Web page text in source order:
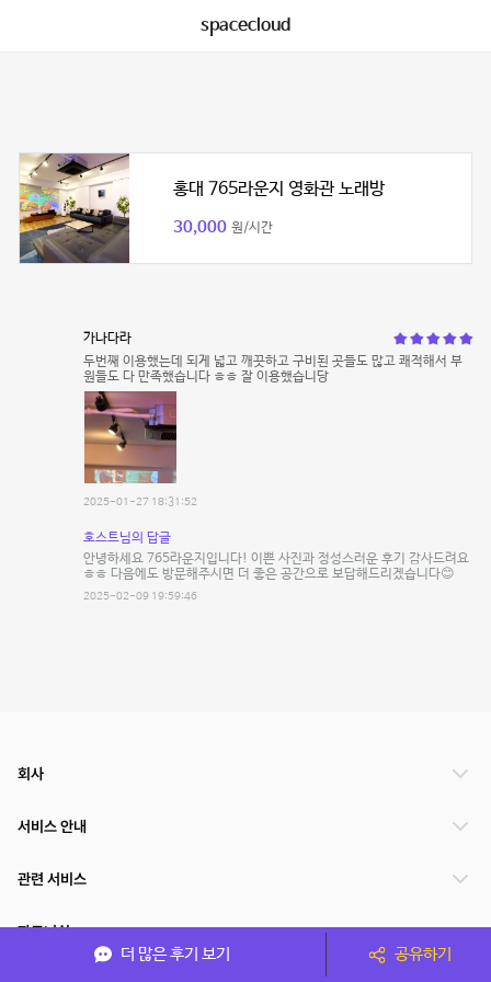
spacecloud
홍대 765라운지 영화관 노래방
30,000 원/시간
가나다라
두번째 이용했는데 되게 넓고 깨끗하고 구비된 곳들도 많고 쾌적해서 부
원들도 다 만족했습니다 ㅎㅎ 잘 이용했습니당
2025-01-27 18:31:52
호스트님의 답글
안녕하세요 765라운지입니다! 이쁜 사진과 정성스러운 후기 감사드려요
ㅎㅎ 다음에도 방문해주시면 더 좋은 공간으로 보답해드리겠습니다😊
2025-02-09 19:59:46
더 많은 후기 보기 공유하기
회사
서비스 안내
관련 서비스
파트너쉽